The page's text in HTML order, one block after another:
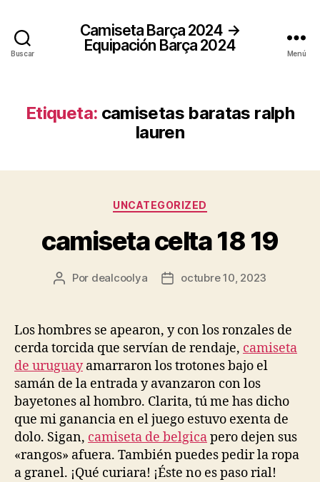
Buscar
Camiseta Barça 2024 →
Equipación Barça 2024
Menú
Etiqueta: camisetas baratas ralph
lauren
Categorías
UNCATEGORIZED
camiseta celta 18 19
Autor
entrada
Por dealcoolya
Fecha
entrada
octubre 10, 2023
Los hombres se apearon, y con los ronzales de
cerda torcida que servían de rendaje, camiseta
de uruguayamarraron los trotones bajo el
samán de la entrada y avanzaron con los
bayetones al hombro. Clarita, tú me has dicho
que mi ganancia en el juego estuvo exenta de
dolo. Sigan, camiseta de belgicapero dejen sus
«rangos» afuera. También puedes pedir la ropa
a granel. ¡Qué curiara! ¡Éste no es paso rial!